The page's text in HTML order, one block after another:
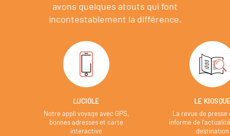
avons quelques atouts qui font
incontestablement la différence.
LUCIOLE
Notre appli voyage avec GPS,
bonnes adresses et carte
interactive
LE
La revue de presse
informe de
destination